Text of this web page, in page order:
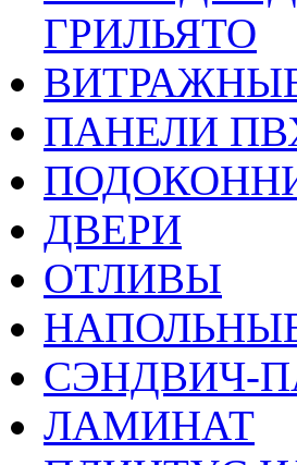
ГРИЛЬЯТО
ПАНЕЛИ
ДВЕРИ
ОТЛИВЫ
СЭНДВИЧ-
ЛАМИНАТ